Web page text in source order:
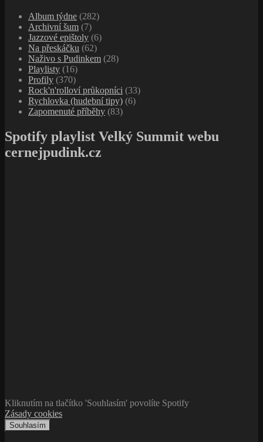
Album týdne (282)
Archivní šum (7)
Jazzové epištoly (6)
Na přeskáčku (62)
Naživo s Pudinkem (28)
Playlisty (16)
Profily (370)
Rock'n'rolloví průkopníci (33)
Rychlovka (hudební tipy) (6)
Zapomenuté příběhy (83)
Spotify playlist Velký Summit webu
cernejpudink.cz
Kliknutím na tlačítko 'Souhlasím' povolíte Spotify
Zásady cookies
Souhlasím